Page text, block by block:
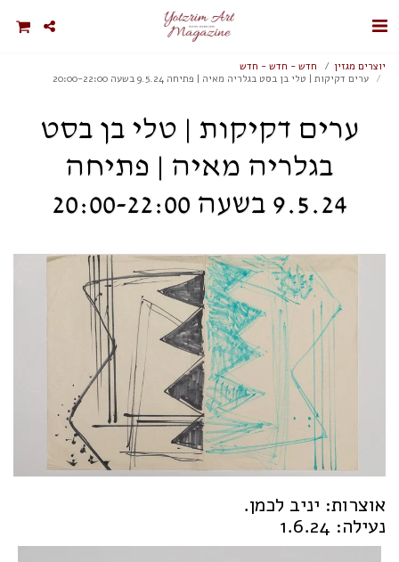
יוצרים מגזין
חדש - חדש - חדש
ערים דקיקות | טלי בן בסט בגלריה מאיה | פתיחה 9.5.24 בשעה 20:00-22:00
ערים דקיקות | טלי בן בסט
בגלריה מאיה | פתיחה
9.5.24 בשעה 20:00-22:00
אוצרות: יניב לכמן.
נעילה: 1.6.24